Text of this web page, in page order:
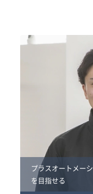
プラスオートメーシ
を目指せる